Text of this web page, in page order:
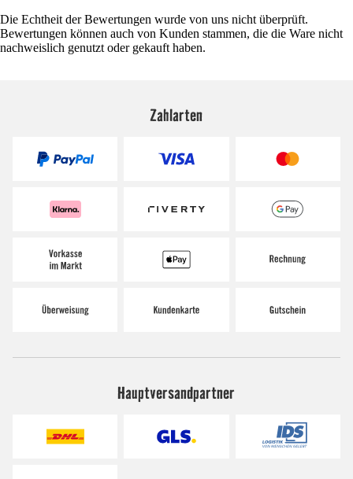
Die Echtheit der Bewertungen wurde von uns nicht überprüft.
Bewertungen können auch von Kunden stammen, die die Ware nicht
nachweislich genutzt oder gekauft haben.
Zahlarten
Hauptversandpartner